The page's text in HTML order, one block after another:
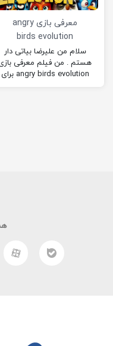
معرفی بازی angry
birds evolution
سلام من علیرضا بیاتی دار
هستم . من فیلم معرفی
angry birds evolution برای